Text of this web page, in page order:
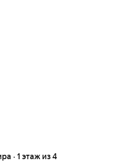
· 1 этаж из 4